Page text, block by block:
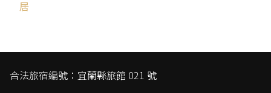
居
合法旅宿編號：宜蘭縣旅館 021 號